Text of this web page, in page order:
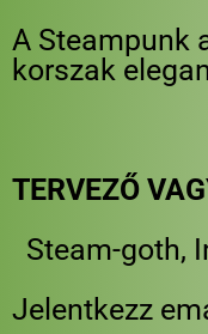
A Steampunk
korszak
TERVEZŐ
Steam-goth,
Jelentkezz